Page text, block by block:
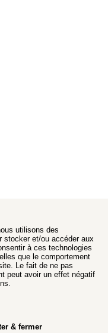
utilisons des
stocker et/ou accéder aux
à ces technologies
que le comportement
Le fait de ne pas
peut avoir un effet négatif
& fermer